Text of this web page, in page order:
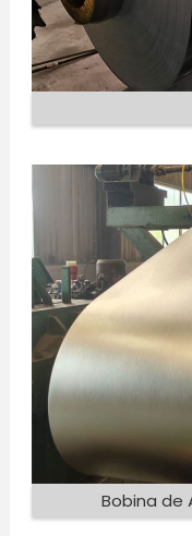
Bobina de